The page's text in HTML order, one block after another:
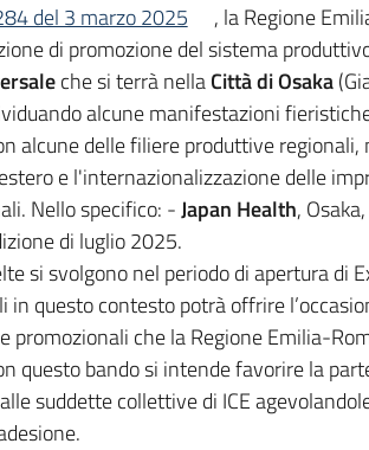
del 3 marzo 2025
, la Regione
di promozione del sistema
che si terrà nellaCittà di Osaka
alcune manifestazioni
alcune delle filiere produttive regionali,
e l'internazionalizzazione delle
Nello specifico: -Japan Health,
di luglio 2025.
si svolgono nel periodo di apertura di
in questo contesto potrà offrire
promozionali che la Regione Emilia-
questo bando si intende favorire la
suddette collettive di ICE